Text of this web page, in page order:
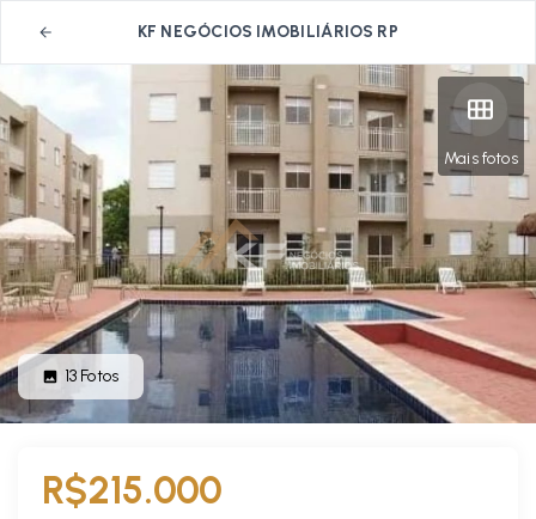
KF NEGÓCIOS IMOBILIÁRIOS RP
Mais fotos
13 Fotos
R$215.000